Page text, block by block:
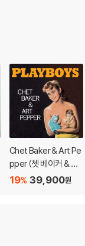
Chet Baker & Art Pe
pper (쳇 베이커 & 아
트 페퍼) - Playboy
39,900원
19%